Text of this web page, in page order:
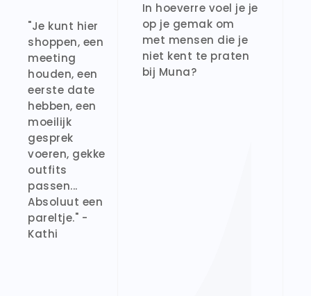
"Je kunt hier
shoppen, een
meeting
houden, een
eerste date
hebben, een
moeilijk
gesprek
voeren, gekke
outfits
passen...
Absoluut een
pareltje." -
Kathi
In hoeverre voel je je
op je gemak om
met mensen die je
niet kent te praten
bij Muna?